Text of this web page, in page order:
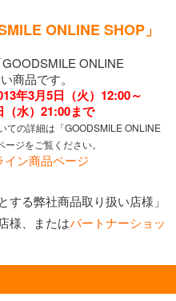
ONLINE SHOP」
ONLINE
商品です。
年3月5日（火）12:00～
（水）21:00まで
ての詳細は「GOODSMILE ONLINE
ジをご覧ください。
イン商品ページ
する弊社商品取り扱い店様」
様、またはパートナーショッ